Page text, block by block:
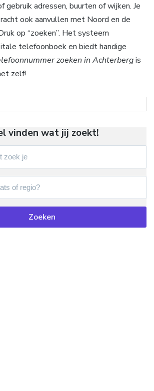
gebruik adressen, buurten of wijken. Je
ook aanvullen met Noord en de
op “zoeken”. Het systeem
telefoonboek en biedt handige
zoeken in Achterbergis
zelf!
vinden wat jij zoekt!